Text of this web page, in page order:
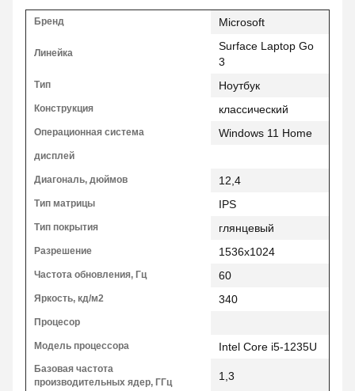
Бренд Microsoft
Линейка
Surface Laptop Go
3
Тип Ноутбук
Конструкция классический
Операционная система Windows 11 Home
дисплей
Диагональ, дюймов 12,4
Тип матрицы IPS
Тип покрытия глянцевый
Разрешение 1536x1024
Частота обновления, Гц 60
Яркость, кд/м2 340
Процесор
Модель процессора Intel Core i5-1235U
Базовая частота
производительных ядер, ГГц
1,3